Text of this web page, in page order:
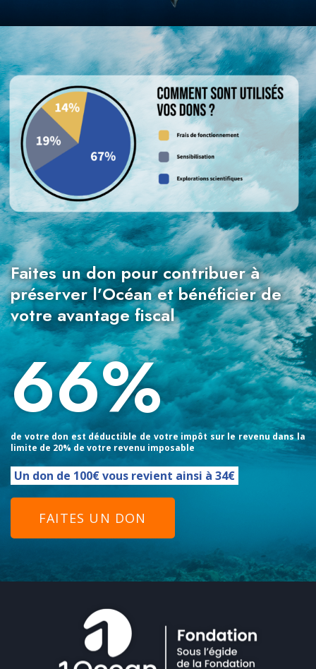
Faites un don pour contribuer à
préserver l’Océan et bénéficier de
votre avantage fiscal
66%
de votre don est déductible de votre impôt sur le revenu dans la
limite de 20% de votre revenu imposable
Un don de 100€ vous revient ainsi à 34€
FAITES UN DON